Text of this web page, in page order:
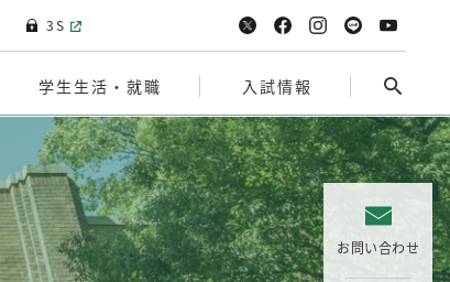
学生生活・就職 入試情報
3S
お問い合わせ